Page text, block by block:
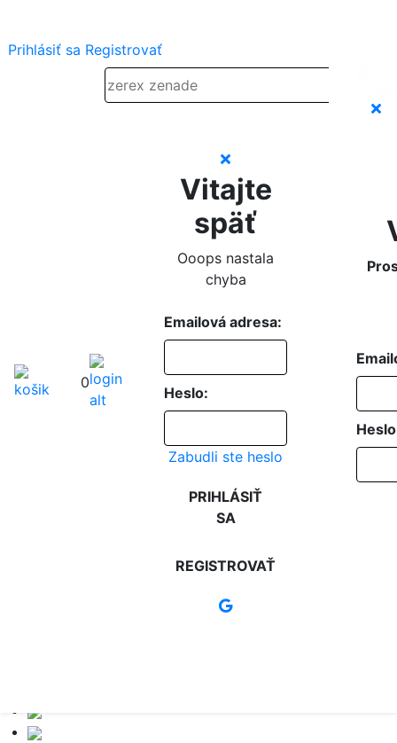
Prihlásiť sa Registrovať
0
Vitajte
späť
Ooops nastala
chyba
Emailová adresa:
Heslo:
Zabudli ste heslo
PRIHLÁSIŤ
SA
REGISTROVAŤ